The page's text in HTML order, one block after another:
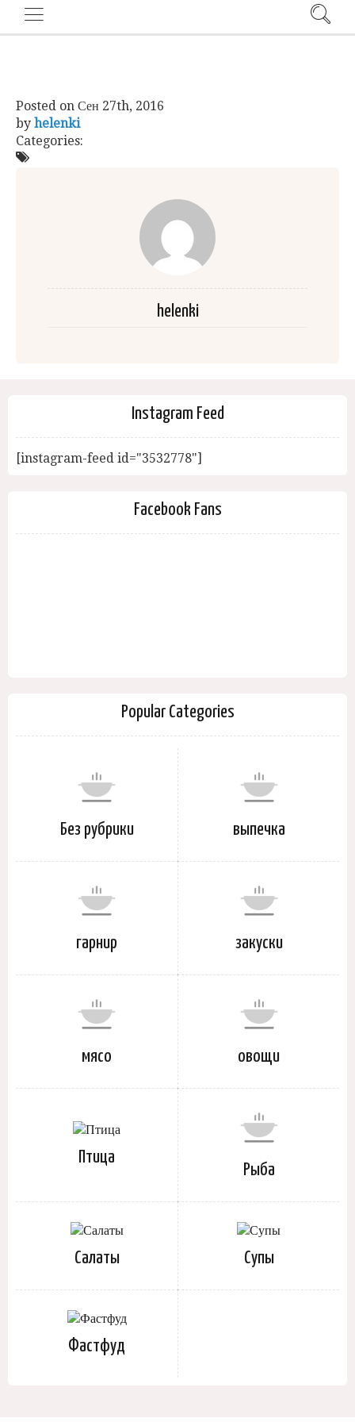
Posted on Сен 27th, 2016
by helenki
Categories:
helenki
Instagram Feed
[instagram-feed id="3532778"]
Facebook Fans
Popular Categories
Без рубрики выпечка
гарнир закуски
мясо овощи
Птица
Рыба
Салаты Супы
Фастфуд